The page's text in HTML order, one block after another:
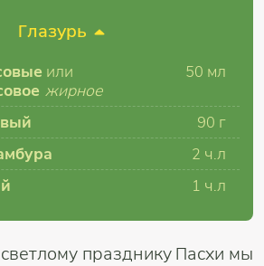
Глазурь
или
жирное
50 мл
90 г
2 ч.л
1 ч.л
празднику Пасхи мы